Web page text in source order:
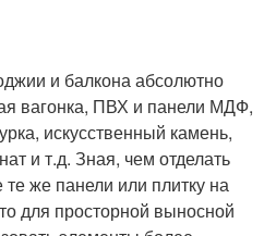
и балкона абсолютно
вагонка, ПВХ и панели МДФ,
искусственный камень,
и т.д. Зная, чем отделать
же панели или плитку на
для просторной выносной